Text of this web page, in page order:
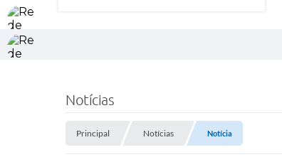
Notícias
Principal Notícias Notícia